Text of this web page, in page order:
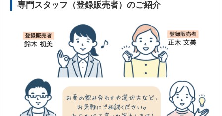
専門スタッフ（登録販売者）のご紹介